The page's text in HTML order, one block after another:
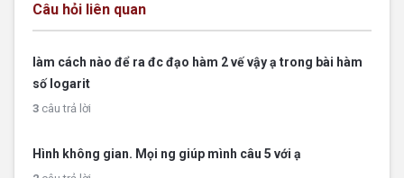
Câu hỏi liên quan
làm cách nào để ra đc đạo hàm 2 vế vậy ạ trong bài hàm
số logarit
3 câu trả lời
Hình không gian. Mọi ng giúp mình câu 5 với ạ